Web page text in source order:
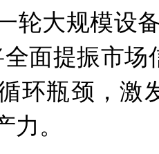
轮大规模设
全面提振市
环瓶颈，激
力。